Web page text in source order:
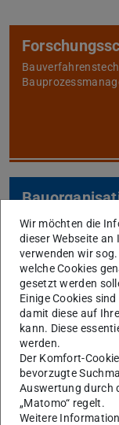
Künstliche
Echtzeitsteuerung
Wir möchten die
dieser Webseite an
verwenden wir
welche Cookies
gesetzt werden
Einige Cookies
damit diese auf
kann. Diese
werden.
Der Komfort-
bevorzugte
Auswertung durch
„Matomo“ regelt.
Weitere